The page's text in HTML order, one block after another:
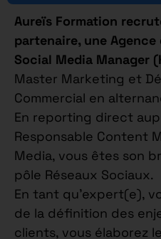
Aureïs Formation
partenaire, une
Social Media Manager
Master Marketing et
Commercial en
En reporting direct
Responsable Content
Media, vous êtes son
pôle Réseaux Sociaux.
En tant qu’expert(e),
de la définition des
clients, vous élaborez